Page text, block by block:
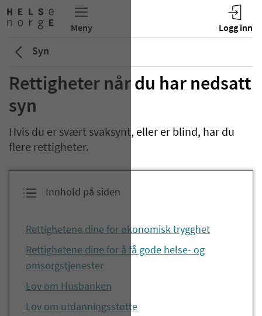
Syn
Rettigheter når du har nedsatt
syn
Hvis du er svært svaksynt, eller er blind, har du
flere rettigheter.
Innhold på siden
Rettighetene dine for økonomisk trygghet
Rettighetene dine for å få gode helse- og
omsorgstjenester
Lov om Husbanken
Lov om utdanningsstøtte